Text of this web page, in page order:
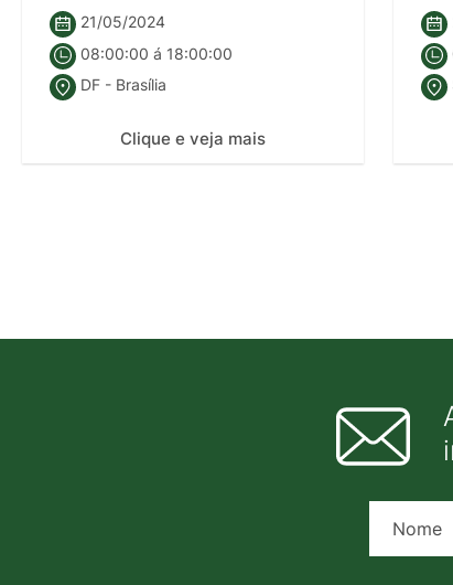
21/05/2024
08:00:00 á 18:00:00
DF - Brasília
Clique e veja mais